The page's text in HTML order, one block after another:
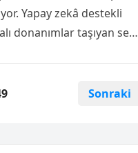
Yapay zekâ destekli
donanımlar taşıyan seri,
Read more Sonraki